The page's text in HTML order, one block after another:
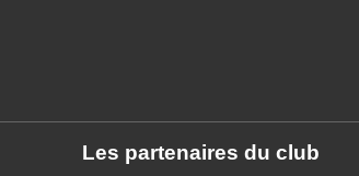
Les partenaires du club